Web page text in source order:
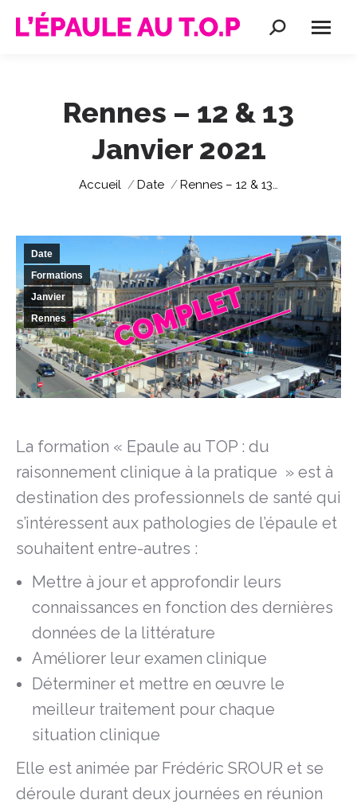
Recherche
Rennes – 12 & 13
Janvier 2021
Vous êtes ici :
Accueil Date Rennes – 12 & 13…
Date
Formations
Janvier
Rennes
La formation « Epaule au TOP : du
raisonnement clinique à la pratique » est à
destination des professionnels de santé qui
s’intéressent aux pathologies de l’épaule et
souhaitent entre-autres :
Mettre à jour et approfondir leurs
connaissances en fonction des dernières
données de la littérature
Améliorer leur examen clinique
Déterminer et mettre en œuvre le
meilleur traitement pour chaque
situation clinique
Elle est animée par Frédéric SROUR et se
déroule durant deux journées en réunion